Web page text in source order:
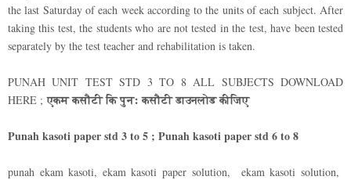
the last Saturday of each week according to the units of each subject. After
taking this test, the students who are not tested in the test, have been tested
separately by the test teacher and rehabilitation is taken.
PUNAH UNIT TEST STD 3 TO 8 ALL SUBJECTS DOWNLOAD
HERE ;एकम कसौटी कि पुनः कसौटी डाउनलोड कीजिए
Punah kasoti paper std 3 to 5 ; Punah kasoti paper std 6 to 8
punah ekam kasoti, ekam kasoti paper solution, ekam kasoti solution,